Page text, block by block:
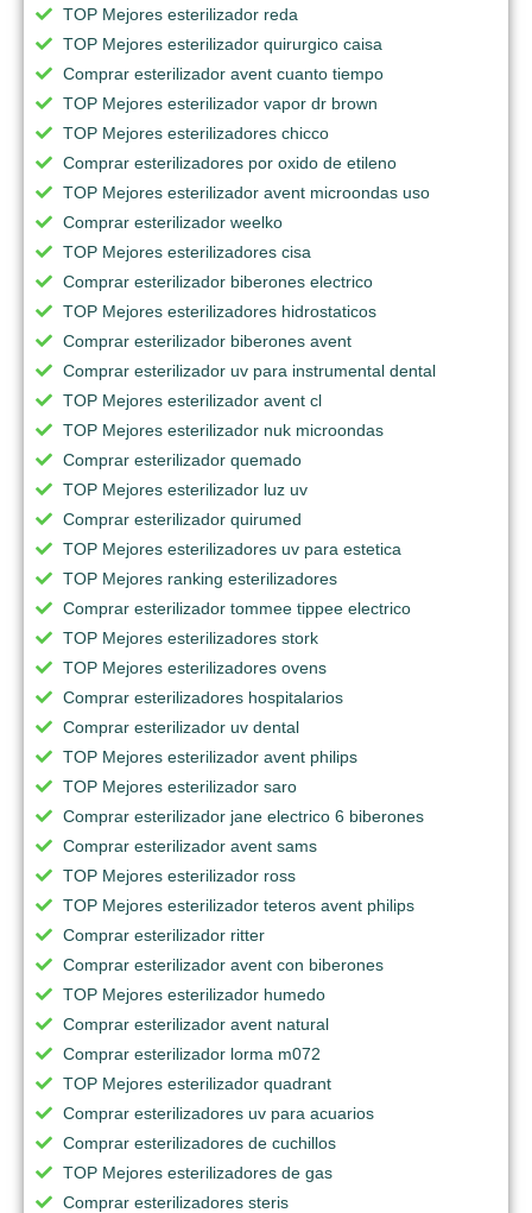
TOP Mejores esterilizador reda
TOP Mejores esterilizador quirurgico caisa
Comprar esterilizador avent cuanto tiempo
TOP Mejores esterilizador vapor dr brown
TOP Mejores esterilizadores chicco
Comprar esterilizadores por oxido de etileno
TOP Mejores esterilizador avent microondas uso
Comprar esterilizador weelko
TOP Mejores esterilizadores cisa
Comprar esterilizador biberones electrico
TOP Mejores esterilizadores hidrostaticos
Comprar esterilizador biberones avent
Comprar esterilizador uv para instrumental dental
TOP Mejores esterilizador avent cl
TOP Mejores esterilizador nuk microondas
Comprar esterilizador quemado
TOP Mejores esterilizador luz uv
Comprar esterilizador quirumed
TOP Mejores esterilizadores uv para estetica
TOP Mejores ranking esterilizadores
Comprar esterilizador tommee tippee electrico
TOP Mejores esterilizadores stork
TOP Mejores esterilizadores ovens
Comprar esterilizadores hospitalarios
Comprar esterilizador uv dental
TOP Mejores esterilizador avent philips
TOP Mejores esterilizador saro
Comprar esterilizador jane electrico 6 biberones
Comprar esterilizador avent sams
TOP Mejores esterilizador ross
TOP Mejores esterilizador teteros avent philips
Comprar esterilizador ritter
Comprar esterilizador avent con biberones
TOP Mejores esterilizador humedo
Comprar esterilizador avent natural
Comprar esterilizador lorma m072
TOP Mejores esterilizador quadrant
Comprar esterilizadores uv para acuarios
Comprar esterilizadores de cuchillos
TOP Mejores esterilizadores de gas
Comprar esterilizadores steris